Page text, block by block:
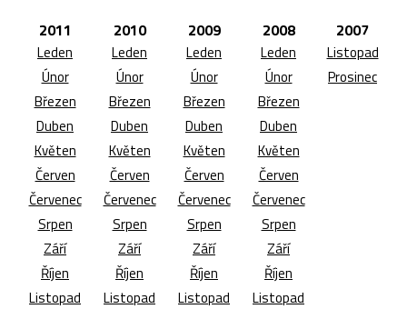
2011
Leden
Únor
Březen
Duben
Květen
Červen
Červenec
Srpen
Září
Říjen
Listopad
2010
Leden
Únor
Březen
Duben
Květen
Červen
Červenec
Srpen
Září
Říjen
Listopad
2009
Leden
Únor
Březen
Duben
Květen
Červen
Červenec
Srpen
Září
Říjen
Listopad
2008
Leden
Únor
Březen
Duben
Květen
Červen
Červenec
Srpen
Září
Říjen
Listopad
2007
Listopad
Prosinec